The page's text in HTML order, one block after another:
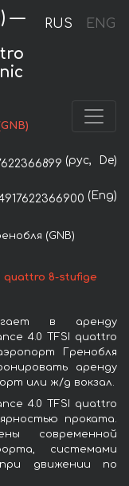
RUS ENG
—
(рус, De)
(Eng)
(GNB)
quattro 8-stufige
в аренду
4.0 TFSI quattro
Гренобля
аренду
или ж/д вокзал.
4.0 TFSI quattro
проката.
современной
системами
движении по